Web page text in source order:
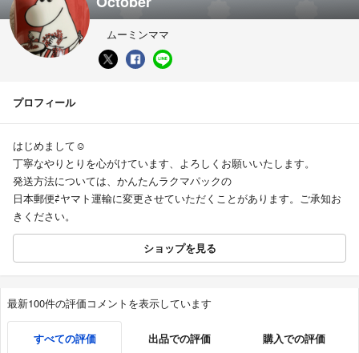
ムーミンママ
プロフィール
はじめまして☺︎
丁寧なやりとりを心がけています、よろしくお願いいたします。
発送方法については、かんたんラクマパックの
日本郵便⇄ヤマト運輸に変更させていただくことがあります。ご承知お
きください。
ショップを見る
最新100件の評価コメントを表示しています
すべての評価 出品での評価 購入での評価